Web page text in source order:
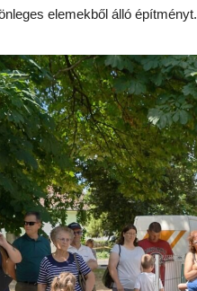
elemekből álló építményt.